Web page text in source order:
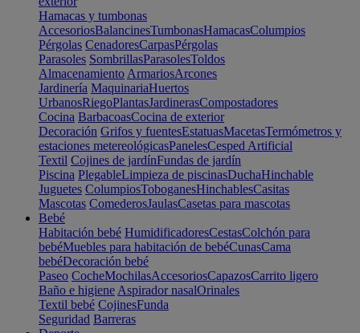
Hamacas y tumbonas
AccesoriosBalancinesTumbonasHamacasColumpios
Pérgolas CenadoresCarpasPérgolas
Parasoles SombrillasParasolesToldos
Almacenamiento ArmariosArcones
Jardinería MaquinariaHuertos
UrbanosRiegoPlantasJardinerasCompostadores
Cocina BarbacoasCocina de exterior
Decoración Grifos y fuentesEstatuasMacetasTermómetros y
estaciones metereológicasPanelesCesped Artificial
Textil Cojines de jardínFundas de jardín
Piscina PlegableLimpieza de piscinasDuchaHinchable
Juguetes ColumpiosToboganesHinchablesCasitas
Mascotas ComederosJaulasCasetas para mascotas
Bebé
Habitación bebé HumidificadoresCestasColchón para
bebéMuebles para habitación de bebéCunasCama
bebéDecoración bebé
Paseo CocheMochilasAccesoriosCapazosCarrito ligero
Baño e higiene Aspirador nasalOrinales
Textil bebé CojinesFunda
Seguridad Barreras